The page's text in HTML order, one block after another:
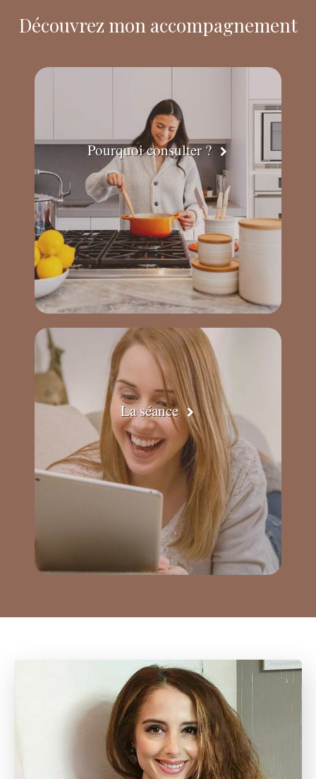
Découvrez mon accompagnement
Pourquoi consulter ?
La séance